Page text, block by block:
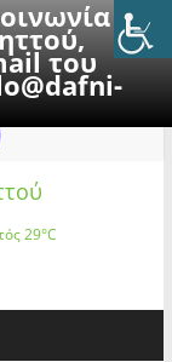
με
του
29°C